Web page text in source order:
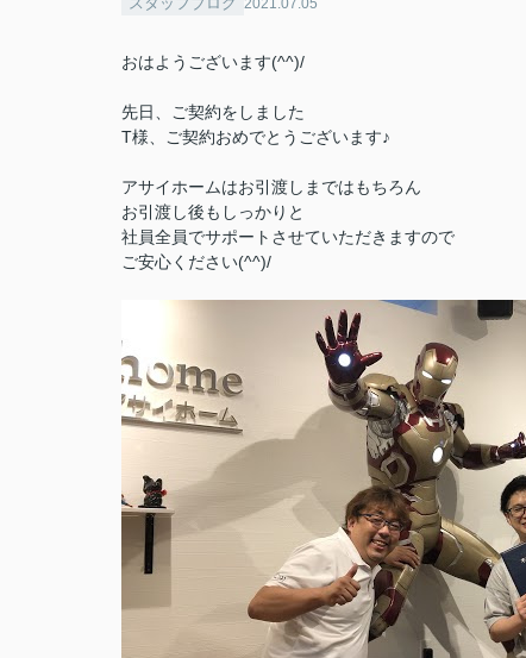
おはようございます(^^)/
先日、ご契約をしました
T様、ご契約おめでとうございます♪
アサイホームはお引渡しまではもちろん
お引渡し後もしっかりと
社員全員でサポートさせていただきますので
ご安心ください(^^)/